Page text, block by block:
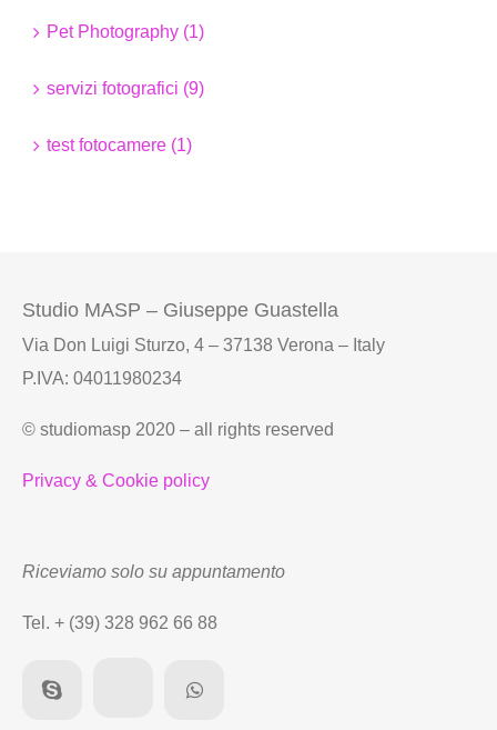
Pet Photography (1)
servizi fotografici (9)
test fotocamere (1)
Studio MASP – Giuseppe Guastella
Via Don Luigi Sturzo, 4 – 37138 Verona – Italy
P.IVA: 04011980234
© studiomasp 2020 – all rights reserved
Privacy & Cookie policy
Riceviamo solo su appuntamento
Tel. + (39) 328 962 66 88